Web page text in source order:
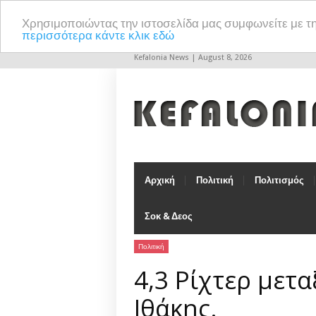
Χρησιμοποιώντας την ιστοσελίδα μας συμφωνείτε
περισσότερα κάντε κλικ εδώ
Kefalonia News | August 8, 2026
Αρχική Πολιτική Πολιτισμός
Σοκ & Δεος
Πολιτική
4,3 Ρίχτερ
Ιθάκης.